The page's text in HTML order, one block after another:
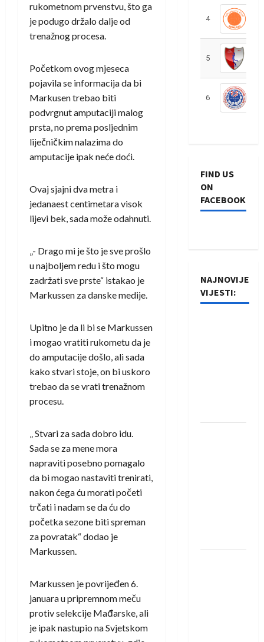
rukometnom prvenstvu, što ga
je podugo držalo dalje od
trenažnog procesa.
Početkom ovog mjeseca
pojavila se informacija da bi
Markusen trebao biti
podvrgnut amputaciji malog
prsta, no prema posljednim
liječničkim nalazima do
amputacije ipak neće doći.
Ovaj sjajni dva metra i
jedanaest centimetara visok
lijevi bek, sada može odahnuti.
„- Drago mi je što je sve prošlo
u najboljem redu i što mogu
zadržati sve prste“ istakao je
Markussen za danske medije.
Upitno je da li bi se Markussen
i mogao vratiti rukometu da je
do amputacije došlo, ali sada
kako stvari stoje, on bi uskoro
trebao da se vrati trenažnom
procesu.
„ Stvari za sada dobro idu.
Sada se za mene mora
napraviti posebno pomagalo
da bi mogao nastaviti trenirati,
nakon ćega ću morati početi
trčati i nadam se da ću do
početka sezone biti spreman
za povratak“ dodao je
Markussen.
Markussen je povrijeđen 6.
januara u pripremnom meču
protiv selekcije Mađarske, ali
je ipak nastupio na Svjetskom
4
5
6
FIND US
ON
FACEBOOK
NAJNOVIJE
VIJESTI: